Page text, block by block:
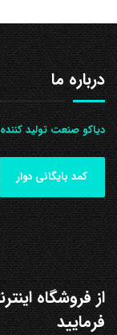
درباره ما
دیاکو صنعت تولید
کمد بایگانی دوار
از فروشگاه
فرمایید